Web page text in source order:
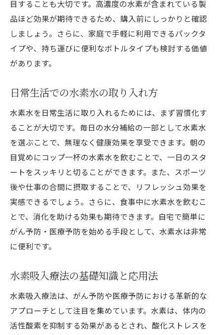
目することも大切です。高濃度の水素が含まれている製
品ほど効果が期待できるため、購入前にしっかりと確認
しましょう。さらに、家庭で手軽に利用できるパックタ
イプや、持ち運びに便利なボトルタイプも検討する価値
があります。
日常生活での水素水の取り入れ方
水素水を日常生活に取り入れるためには、まず習慣化す
ることが大切です。毎日の水分補給の一部として水素水
を選ぶことで、無理なく健康効果を享受できます。朝の
目覚めにコップ一杯の水素水を飲むことで、一日のスタ
ートをスッキリと切ることができます。また、スポーツ
後や仕事の合間に摂取することで、リフレッシュ効果を
実感できるでしょう。さらに、食事中に水素水を飲むこ
とで、消化を助ける効果も期待できます。自宅で簡単に
がん予防・医療予防を始める手段として、水素水は非常
に便利です。
水素吸入療法の基礎知識と応用法
水素吸入療法は、がん予防や医療予防における革新的な
アプローチとして注目を集めています。水素は、体内の
活性酸素を抑制する効果があるとされ、酸化ストレスを